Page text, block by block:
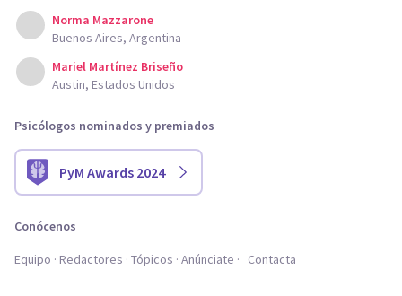
Norma Mazzarone
Buenos Aires, Argentina
Mariel Martínez Briseño
Austin, Estados Unidos
Psicólogos nominados y premiados
PyM Awards 2024
Conócenos
Equipo Redactores Tópicos Anúnciate Contacta